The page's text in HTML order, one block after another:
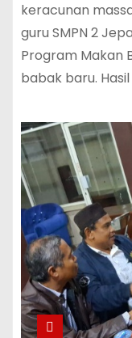
keracunan
guru SMPN 2
Program Makan
babak baru.